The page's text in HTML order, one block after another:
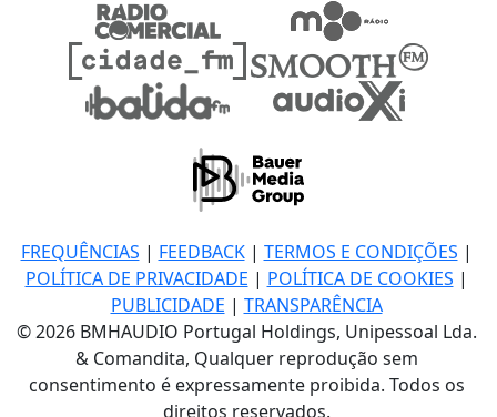
FREQUÊNCIAS | FEEDBACK| TERMOS E CONDIÇÕES |
POLÍTICA DE PRIVACIDADE | POLÍTICA DE COOKIES |
PUBLICIDADE | TRANSPARÊNCIA
© 2026 BMHAUDIO Portugal Holdings, Unipessoal Lda.
& Comandita, Qualquer reprodução sem
consentimento é expressamente proibida. Todos os
direitos reservados.